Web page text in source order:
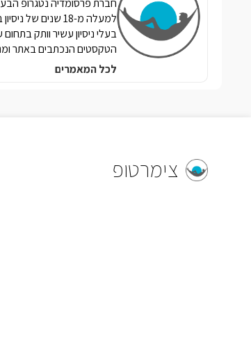
למעלה מ-18 שנים
בעלי ניסיון עשיר וותק
הטקסטים הנכתבים באתר
לכל המאמרים
צימרטופ